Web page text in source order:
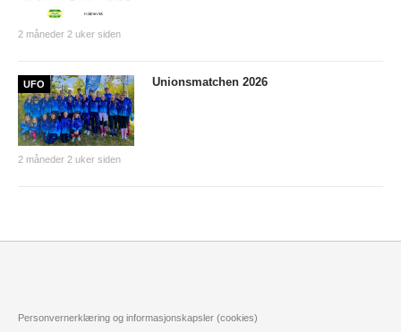
Informasjon
KLATRING
2 måneder 2 uker siden
UFO
2 måneder 2 uker siden
Unionsmatchen 2026
Personvernerklæring og informasjonskapsler (cookies)